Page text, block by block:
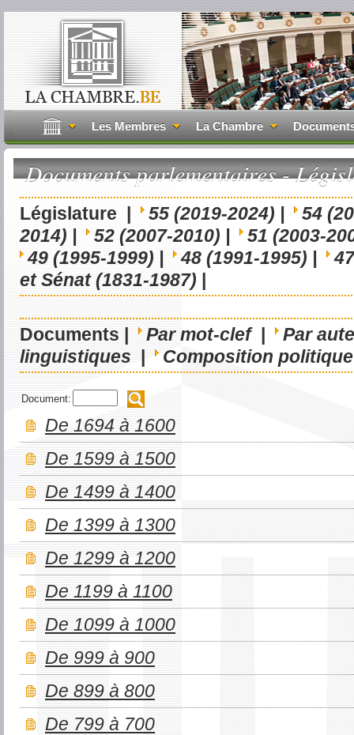
Les Membres La Chambre
Documents parlementaires -
Législature | 55 (2019-2024) |
54
2014) |
52 (2007-2010) |
51 (2003-
49 (1995-1999) |
48 (1991-1995) |
et Sénat (1831-1987) |
Documents | Par mot-clef|
Par
linguistiques | Composition politique
Document:
De 1694 à 1600
De 1599 à 1500
De 1499 à 1400
De 1399 à 1300
De 1299 à 1200
De 1199 à 1100
De 1099 à 1000
De 999 à 900
De 899 à 800
De 799 à 700